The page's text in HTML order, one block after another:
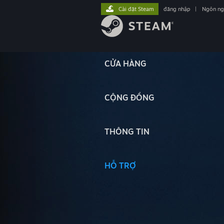
CỬA HÀNG
CỘNG ĐỒNG
THÔNG TIN
HỖ TRỢ
Cài đặt Steam đăng nhập Ngôn